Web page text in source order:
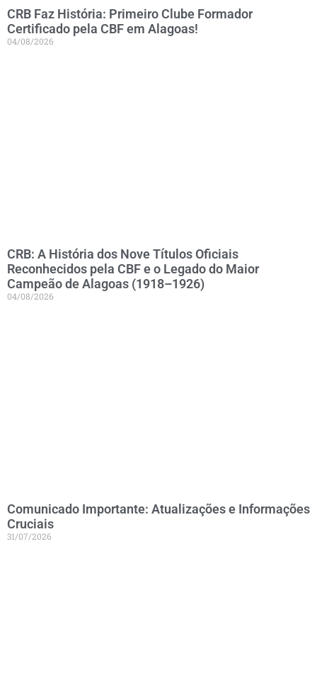
CRB Faz História: Primeiro Clube Formador
Certificado pela CBF em Alagoas!
04/08/2026
CRB: A História dos Nove Títulos Oficiais
Reconhecidos pela CBF e o Legado do Maior
Campeão de Alagoas (1918–1926)
04/08/2026
Comunicado Importante: Atualizações e Informações
Cruciais
31/07/2026